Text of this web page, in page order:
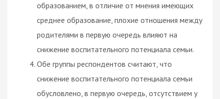
образованием, в отличие от мнения имеющих
среднее образование, плохие отношения между
родителями в первую очередь влияют на
снижение воспитательного потенциала семьи.
Обе группы респондентов считают, что
снижение воспитательного потенциала семьи
обусловлено, в первую очередь, отсутствием у